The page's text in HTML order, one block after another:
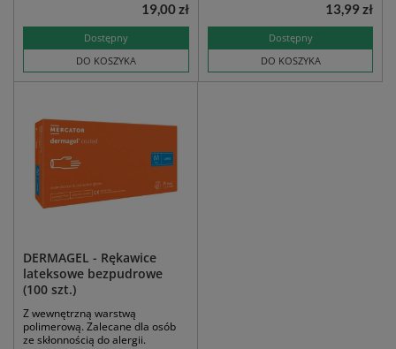
Dostępny
DO KOSZYKA
19,00 zł
Dostępny
DO KOSZYKA
13,99 zł
DERMAGEL - Rękawice
lateksowe bezpudrowe
(100 szt.)
Z wewnętrzną warstwą
polimerową. Zalecane dla osób
ze skłonnością do alergii.